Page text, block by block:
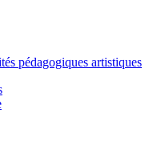
pédagogiques artistiques